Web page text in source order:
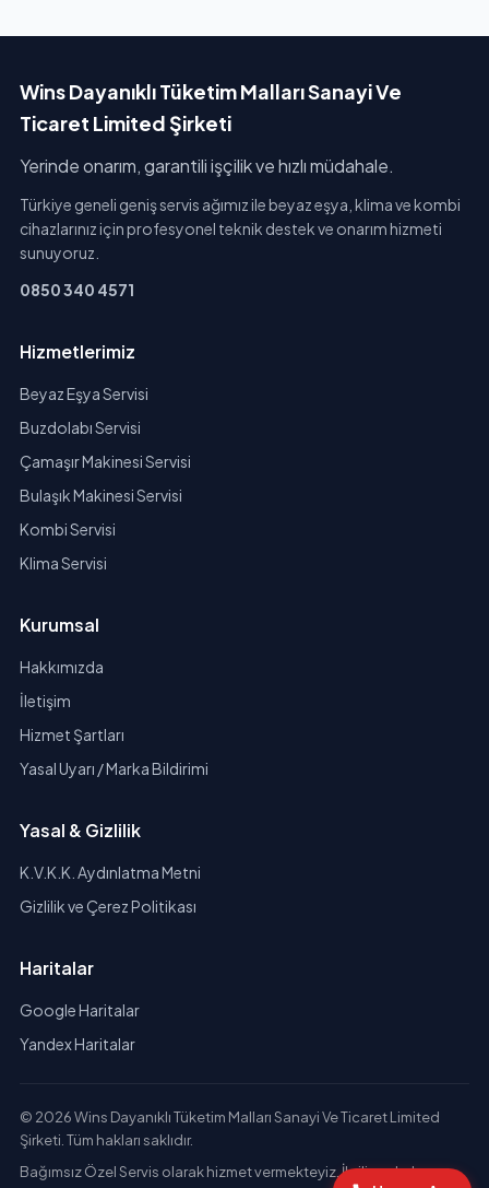
Wins Dayanıklı Tüketim Malları Sanayi Ve
Ticaret Limited Şirketi
Yerinde onarım, garantili işçilik ve hızlı müdahale.
Türkiye geneli geniş servis ağımız ile beyaz eşya, klima ve kombi
cihazlarınız için profesyonel teknik destek ve onarım hizmeti
sunuyoruz.
0850 340 4571
Hizmetlerimiz
Beyaz Eşya Servisi
Buzdolabı Servisi
Çamaşır Makinesi Servisi
Bulaşık Makinesi Servisi
Kombi Servisi
Klima Servisi
Kurumsal
Hakkımızda
İletişim
Hizmet Şartları
Yasal Uyarı / Marka Bildirimi
Yasal & Gizlilik
K.V.K.K. Aydınlatma Metni
Gizlilik ve Çerez Politikası
Haritalar
Google Haritalar
Yandex Haritalar
© 2026 Wins Dayanıklı Tüketim Malları Sanayi Ve Ticaret Limited
Şirketi. Tüm hakları saklıdır.
Bağımsız Özel Servis olarak hizmet vermekteyiz. İlgili markaların